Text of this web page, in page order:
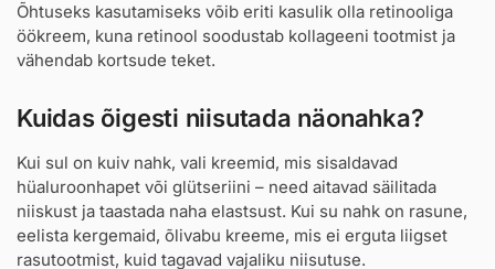
Õhtuseks kasutamiseks võib eriti kasulik olla retinooliga
öökreem, kuna retinool soodustab kollageeni tootmist ja
vähendab kortsude teket.
Kuidas õigesti niisutada näonahka?
Kui sul on kuiv nahk, vali kreemid, mis sisaldavad
hüaluroonhapet või glütseriini – need aitavad säilitada
niiskust ja taastada naha elastsust. Kui su nahk on rasune,
eelista kergemaid, õlivabu kreeme, mis ei erguta liigset
rasutootmist, kuid tagavad vajaliku niisutuse.